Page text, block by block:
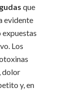
que
evidente
expuestas
Los
dolor
y, en